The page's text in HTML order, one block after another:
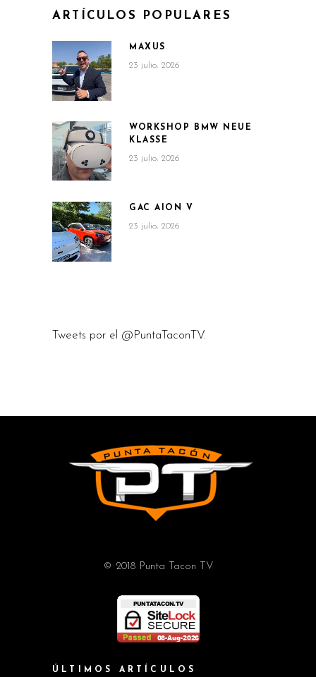
ARTÍCULOS POPULARES
MAXUS
23 julio, 2026
WORKSHOP BMW NEUE
KLASSE
23 julio, 2026
GAC AION V
23 julio, 2026
Tweets por el @PuntaTaconTV.
© 2018 Punta Tacon TV
ÚLTIMOS ARTÍCULOS